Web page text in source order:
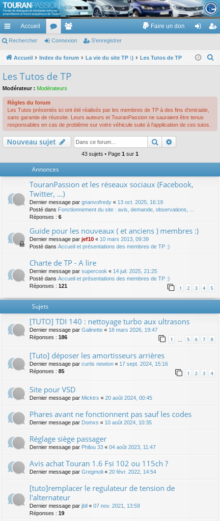
TouranPassion
Le forum des propriétaires ou futurs acquéreurs du Volkswagen Touran
cc
ès
pi
de
Accueil
or
u
e
m
Faire un don
ne nr
Rechercher Connexion S’enregistrer
Accueil Index du forum La vie du site TP :) Les Tutos de TP
Les Tutos de TP
Modérateur : Modérateurs
Règles du forum
Les Tutos présentés ici ont été réalisés par les membres de TP à des fins d'entraide,
sans garantie de réussite. Leurs auteurs et TouranPassion ne sauraient être tenus
responsables en cas de problème sur votre véhicule suite à l'application de ces tutos.
Nouveau sujet Rechercher
43 sujets • Page 1 sur 1
Annonces
TouranPassion et les réseaux sociaux (Facebook,
Twitter, ...)
Dernier message par gnanvofredy « 13 oct. 2025, 16:19
Posté dans Fonctionnement du site : avis, demande, observations, ...
Réponses : 6
Guide pour les nouveaux ( et anciens ) membres :)
Dernier message par jef10 « 10 mars 2013, 09:39
Posté dans Accueil et présentations des membres de TP :)
Charte de TP - A lire
Dernier message par supercook « 14 juil. 2025, 21:25
Posté dans Accueil et présentations des membres de TP :)
Réponses : 121 1 2 3 4 5
Sujets
[TUTO] TDI 140 : nettoyage turbo aux ultrasons
Dernier message par Galinette « 18 mars 2026, 19:47
Réponses : 186 1 5 6 7 8
[Tuto] déposer les amortisseurs arrières
Dernier message par curtis newton « 17 sept. 2024, 15:16
Réponses : 85 1 2 3 4
Site pour VSD
Dernier message par Micktrs « 20 août 2024, 00:45
Phares avant ne fonctionnent pas sauf les codes
Dernier message par Domxs « 10 août 2024, 10:35
Réglage siège passager
Dernier message par Philou 33 « 04 août 2023, 11:47
Avis achat Touran 1.6 Fsi 102 ou 115ch ?
Dernier message par Gregmoli « 20 févr. 2022, 14:54
[tuto]remplacer le regulateur de tension de
l'alternateur
Dernier message par jbll « 07 nov. 2021, 13:59
Réponses : 19